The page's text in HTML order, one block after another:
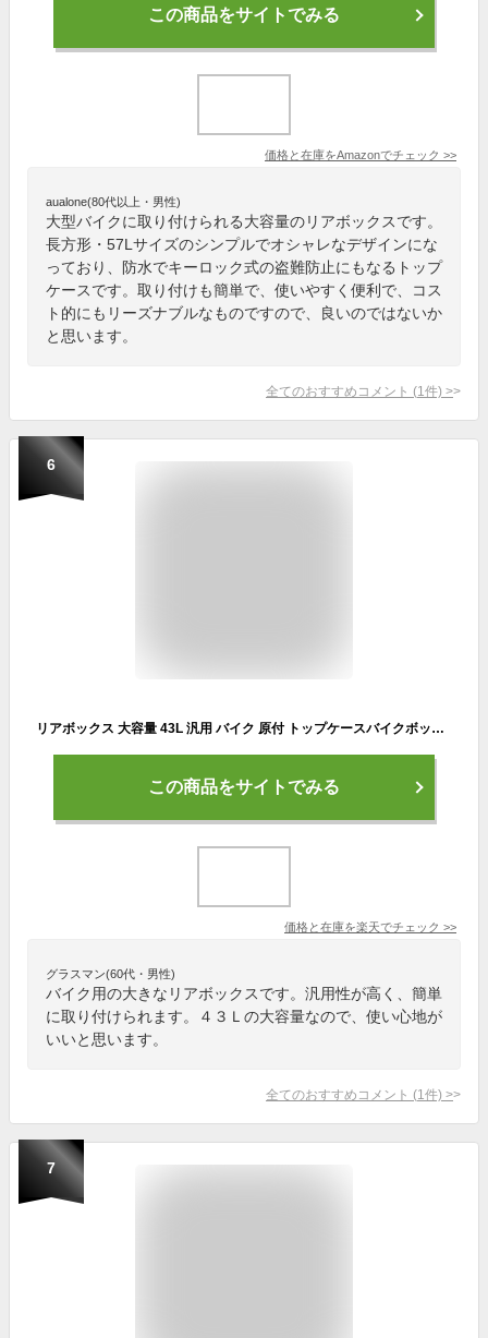
この商品をサイトでみる
価格と在庫をAmazonでチェック >>
aualone(80代以上・男性)
大型バイクに取り付けられる大容量のリアボックスです。
長方形・57Lサイズのシンプルでオシャレなデザインにな
っており、防水でキーロック式の盗難防止にもなるトップ
ケースです。取り付けも簡単で、使いやすく便利で、コス
ト的にもリーズナブルなものですので、良いのではないか
と思います。
全てのおすすめコメント (1 件) >
6
リアボックス 大容量 43L 汎用 バイク 原付 トップケースバイクボックス レンズ 4色付き ブラック レッド クリア ブルー 鍵付き フラップ式 ツーリング 通勤 カスタムパーツ バイク 積載 外装パーツ 簡単 装着 World Walk ワールドウォーク hwb-43
この商品をサイトでみる
価格と在庫を楽天でチェック >>
グラスマン(60代・男性)
バイク用の大きなリアボックスです。汎用性が高く、簡単
に取り付けられます。４３Ｌの大容量なので、使い心地が
いいと思います。
全てのおすすめコメント (1 件) >
7